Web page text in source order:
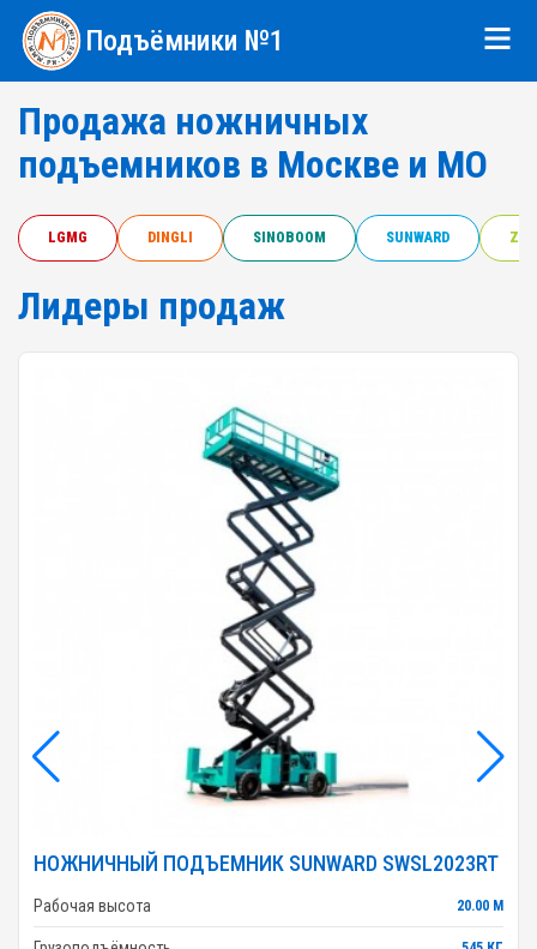
Подъёмники №1
Продажа ножничных
подъемников в Москве и МО
LGMG DINGLI SINOBOOM SUNWARD
Лидеры продаж
НОЖНИЧНЫЙ ПОДЪЕМНИК SUNWARD SWSL2023RT
Рабочая высота 20.00 М